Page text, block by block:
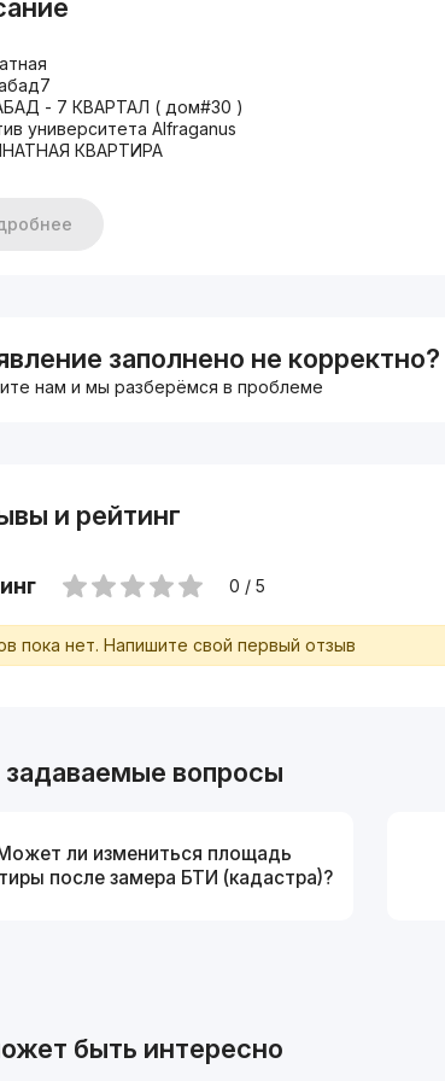
- 7 КВАРТАЛ ( дом#30 )
университета Alfraganus
КВАРТИРА
1,5*6 Площадь 38м²
раздельный!
заполнено не корректно?
нам и мы разберёмся в проблеме
и рейтинг
0 / 5
пока нет. Напишите свой первый отзыв
задаваемые вопросы
ли измениться площадь
после замера БТИ (кадастра)?
быть интересно